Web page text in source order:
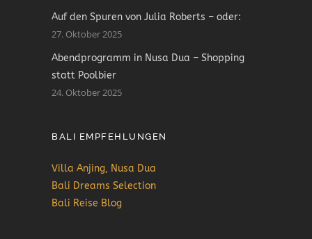
Auf den Spuren von Julia Roberts – oder:
27. Oktober 2025
Abendprogramm in Nusa Dua – Shopping
statt Poolbier
24. Oktober 2025
BALI EMPFEHLUNGEN
Villa Anjing, Nusa Dua
Bali Dreams Selection
Bali Reise Blog